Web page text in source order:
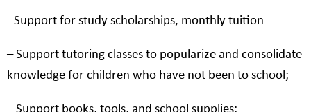
- Support for study scholarships, monthly tuition
– Support tutoring classes to popularize and consolidate
knowledge for children who have not been to school;